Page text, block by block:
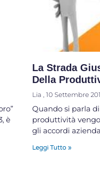
è
La Strada
Della
Lia 10 Settembre
Quando si parla
produttività
gli accordi
Leggi Tutto »